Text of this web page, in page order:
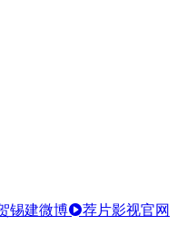
锡建微博
荐片影视官网